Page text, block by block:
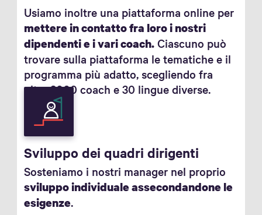
Usiamo inoltre una piattaforma online per
mettere in contatto fra loro i nostri
dipendenti e i vari coach.Ciascuno può
trovare sulla piattaforma le tematiche e il
programma più adatto, scegliendo fra
oltre 3000 coach e 30 lingue diverse.
Sviluppo dei quadri dirigenti
Sosteniamo i nostri manager nel proprio
sviluppo individuale assecondandone le
esigenze.